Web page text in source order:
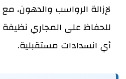
لإزالة الرواسب والدهون،
للحفاظ على المجاري
أي انسدادات مستقبلية.